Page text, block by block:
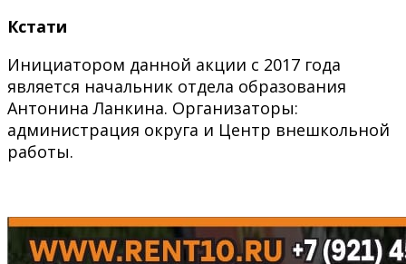
Кстати
Инициатором данной акции с 2017 года
является начальник отдела образования
Антонина Ланкина. Организаторы:
администрация округа и Центр внешкольной
работы.